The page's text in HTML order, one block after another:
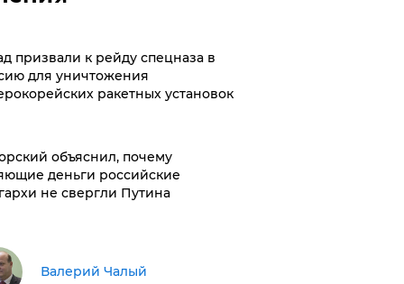
призвали к рейду спецназа в
для уничтожения
ракетных установок
объяснил, почему
деньги российские
не свергли Путина
Валерий Чалый